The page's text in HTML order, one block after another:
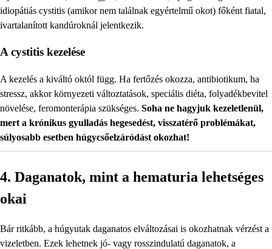
idiopátiás cystitis (amikor nem találnak egyértelmű okot) főként fiatal,
ivartalanított kandúroknál jelentkezik.
A cystitis kezelése
A kezelés a kiváltó októl függ. Ha fertőzés okozza, antibiotikum, ha
stressz, akkor környezeti változtatások, speciális diéta, folyadékbevitel
növelése, feromonterápia szükséges. Soha ne hagyjuk kezeletlenül,
mert a krónikus gyulladás hegesedést, visszatérő problémákat,
súlyosabb esetben húgycsőelzáródást okozhat!
4. Daganatok, mint a hematuria lehetséges
okai
Bár ritkább, a húgyutak daganatos elváltozásai is okozhatnak vérzést a
vizeletben. Ezek lehetnek jó- vagy rosszindulatú daganatok, a